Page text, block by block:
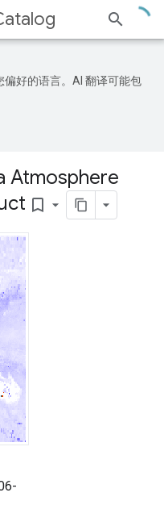
偏好的语言。AI 翻译可能包
Atmosphere
bookmark_border